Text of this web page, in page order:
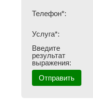
Телефон*:
Услуга*:
Введите
результат
выражения: